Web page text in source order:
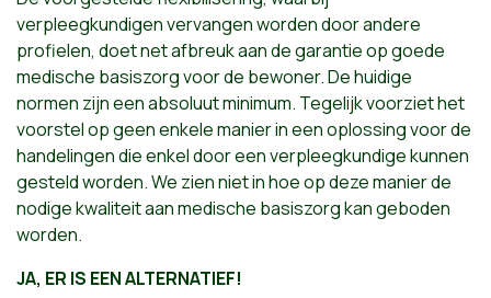
verpleegkundigen vervangen worden door andere
profielen, doet net afbreuk aan de garantie op goede
medische basiszorg voor de bewoner. De huidige
normen zijn een absoluut minimum. Tegelijk voorziet het
voorstel op geen enkele manier in een oplossing voor de
handelingen die enkel door een verpleegkundige kunnen
gesteld worden. We zien niet in hoe op deze manier de
nodige kwaliteit aan medische basiszorg kan geboden
worden.
JA, ER IS EEN ALTERNATIEF!